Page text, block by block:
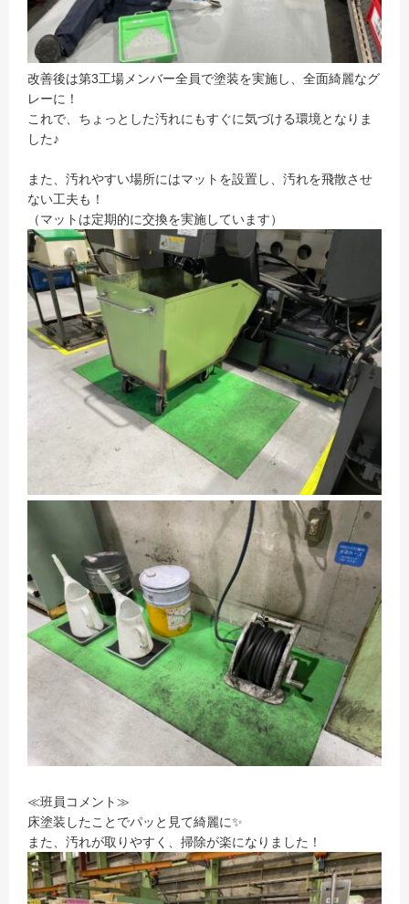
改善後は第3工場メンバー全員で塗装を実施し、全面綺麗なグ
レーに！
これで、ちょっとした汚れにもすぐに気づける環境となりま
した♪
また、汚れやすい場所にはマットを設置し、汚れを飛散させ
ない工夫も！
（マットは定期的に交換を実施しています）
≪班員コメント≫
床塗装したことでパッと見て綺麗に✨
また、汚れが取りやすく、掃除が楽になりました！